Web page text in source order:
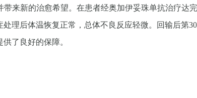
来新的治愈希望。在患者经奥加伊妥珠单抗治疗达
理后体温恢复正常，总体不良反应轻微。回输后第
了良好的保障。